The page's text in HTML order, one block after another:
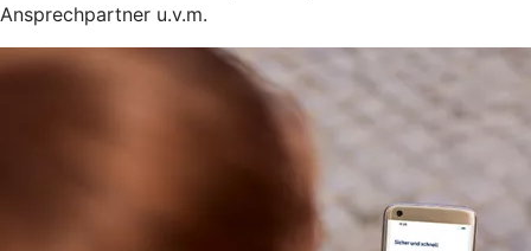
Ansprechpartner u.v.m.